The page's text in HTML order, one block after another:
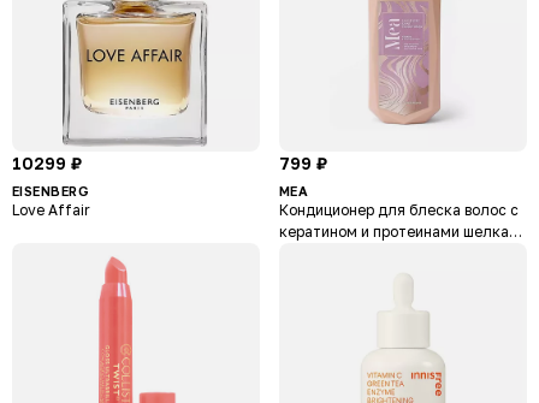
10299 ₽
EISENBERG
Love Affair
799 ₽
MEA
Кондиционер для блеска волос с
кератином и протеинами шелка